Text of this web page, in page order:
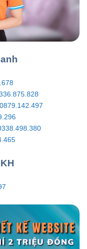
0879.142.497